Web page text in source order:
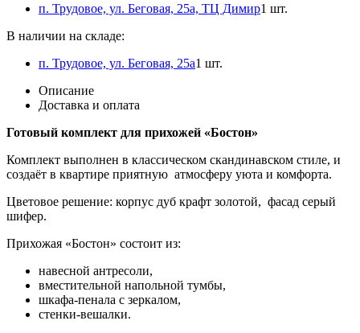
п. Трудовое, ул. Беговая, 25а, ТЦ Димир1 шт.
В наличии на складе:
п. Трудовое, ул. Беговая, 25а1 шт.
Описание
Доставка и оплата
Готовый комплект для прихожей «Бостон»
Комплект выполнен в классическом скандинавском стиле, и
создаёт в квартире приятную атмосферу уюта и комфорта.
Цветовое решение: корпус дуб крафт золотой, фасад серый
шифер.
Прихожая «Бостон» состоит из:
навесной антресоли,
вместительной напольной тумбы,
шкафа-пенала с зеркалом,
стенки-вешалки.